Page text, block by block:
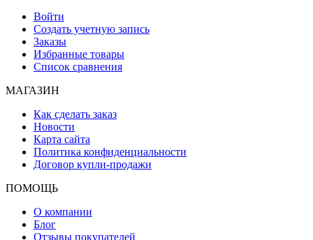
Войти
Создать учетную запись
Заказы
Избранные товары
Список сравнения
МАГАЗИН
Как сделать заказ
Новости
Карта сайта
Политика конфиденциальности
Договор купли-продажи
ПОМОЩЬ
О компании
Блог
Отзывы покупателей